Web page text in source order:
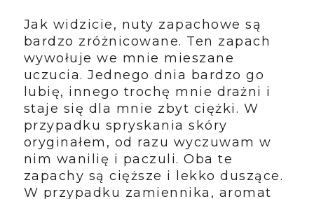
Jak widzicie, nuty zapachowe są
bardzo zróżnicowane. Ten zapach
wywołuje we mnie mieszane
uczucia. Jednego dnia bardzo go
lubię, innego trochę mnie drażni i
staje się dla mnie zbyt ciężki. W
przypadku spryskania skóry
oryginałem, od razu wyczuwam w
nim wanilię i paczuli. Oba te
zapachy są cięższe i lekko duszące.
W przypadku zamiennika, aromat